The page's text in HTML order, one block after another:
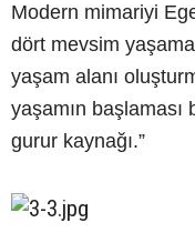
Modern mimariyi
dört mevsim
yaşam alanı
yaşamın başlaması
gurur kaynağı.”